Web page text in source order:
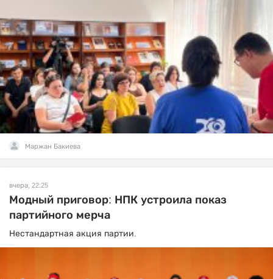
Маржан Бакиева
вчера, 22:25
Модный приговор: НПК устроила показ
партийного мерча
Нестандартная акция партии.